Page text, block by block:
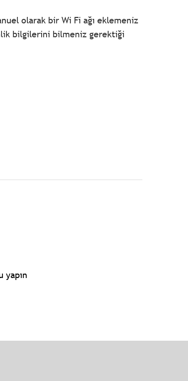
olarak bir Wi Fi ağı eklemeniz
bilgilerini bilmeniz gerektiği
yapın